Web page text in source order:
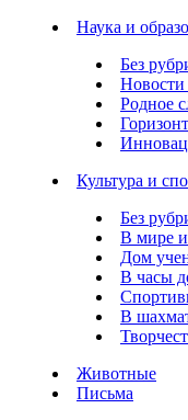
Наука и
Без
Родное
Культура и
Без
В мире
Дом
В часы
В
Животные
Письма